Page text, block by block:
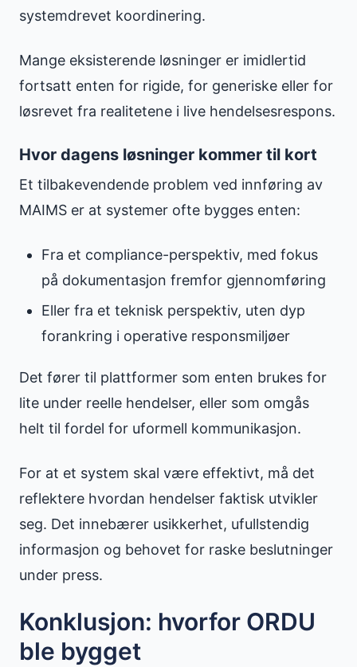
systemdrevet koordinering.
Mange eksisterende løsninger er imidlertid
fortsatt enten for rigide, for generiske eller for
løsrevet fra realitetene i live hendelsesrespons.
Hvor dagens løsninger kommer til kort
Et tilbakevendende problem ved innføring av
MAIMS er at systemer ofte bygges enten:
Fra et compliance-perspektiv, med fokus
på dokumentasjon fremfor gjennomføring
Eller fra et teknisk perspektiv, uten dyp
forankring i operative responsmiljøer
Det fører til plattformer som enten brukes for
lite under reelle hendelser, eller som omgås
helt til fordel for uformell kommunikasjon.
For at et system skal være effektivt, må det
reflektere hvordan hendelser faktisk utvikler
seg. Det innebærer usikkerhet, ufullstendig
informasjon og behovet for raske beslutninger
under press.
Konklusjon: hvorfor ORDU
ble bygget